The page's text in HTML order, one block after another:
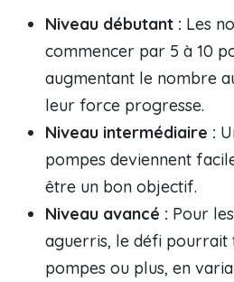
Niveau débutant : Les
commencer par 5 à 10
augmentant le nombre
leur force progresse.
Niveau intermédiaire :
pompes deviennent
être un bon objectif.
Niveau avancé : Pour
aguerris, le défi
pompes ou plus, en